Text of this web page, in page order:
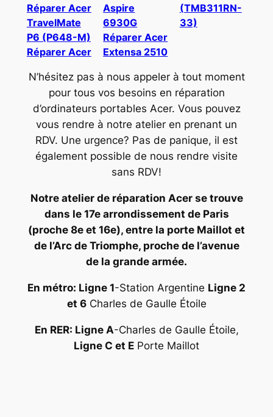
Réparer Acer
TravelMate
P6 (P648-M)
Réparer Acer
Aspire
6930G
Réparer Acer
Extensa 2510
(TMB311RN-
33)
N’hésitez pas à nous appeler à tout moment
pour tous vos besoins en réparation
d’ordinateurs portables Acer. Vous pouvez
vous rendre à notre atelier en prenant un
RDV. Une urgence? Pas de panique, il est
également possible de nous rendre visite
sans RDV!
Notre atelier de réparation Acer se trouve
dans le 17e arrondissement de Paris
(proche 8e et 16e), entre la porte Maillot et
de l’Arc de Triomphe, proche de l’avenue
de la grande armée.
En métro: Ligne 1-Station Argentine Ligne 2
et 6Charles de Gaulle Étoile
En RER: Ligne A-Charles de Gaulle Étoile,
Ligne C et E Porte Maillot